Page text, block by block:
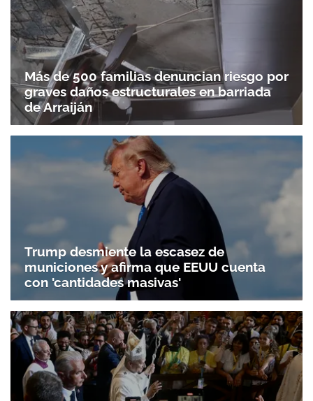
Más de 500 familias denuncian riesgo por
graves daños estructurales en barriada
de Arraiján
Trump desmiente la escasez de
municiones y afirma que EEUU cuenta
con 'cantidades masivas'